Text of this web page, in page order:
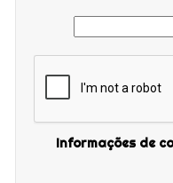
Informações de